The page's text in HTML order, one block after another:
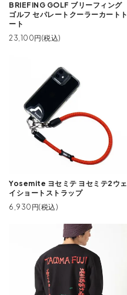
BRIEFING GOLF ブリーフィング
ゴルフ セパレートクーラーカートト
ート
23,100円(税込)
Yosemite ヨセミテ ヨセミテ2ウェ
イショートストラップ
6,930円(税込)